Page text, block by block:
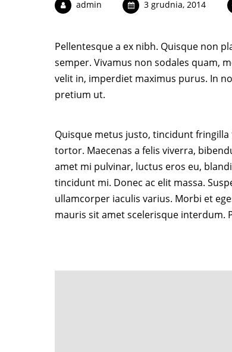
admin 3 grudnia, 2014
Pellentesque a ex nibh. Quisque non
semper. Vivamus non sodales quam,
velit in, imperdiet maximus purus. In
pretium ut.
Quisque metus justo, tincidunt
tortor. Maecenas a felis viverra,
amet mi pulvinar, luctus eros eu,
tincidunt mi. Donec ac elit massa.
ullamcorper iaculis varius. Morbi et
mauris sit amet scelerisque interdum.